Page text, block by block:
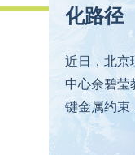
化路径
近日，北京
中心余碧莹
键金属约束
化潜力，
排放与系